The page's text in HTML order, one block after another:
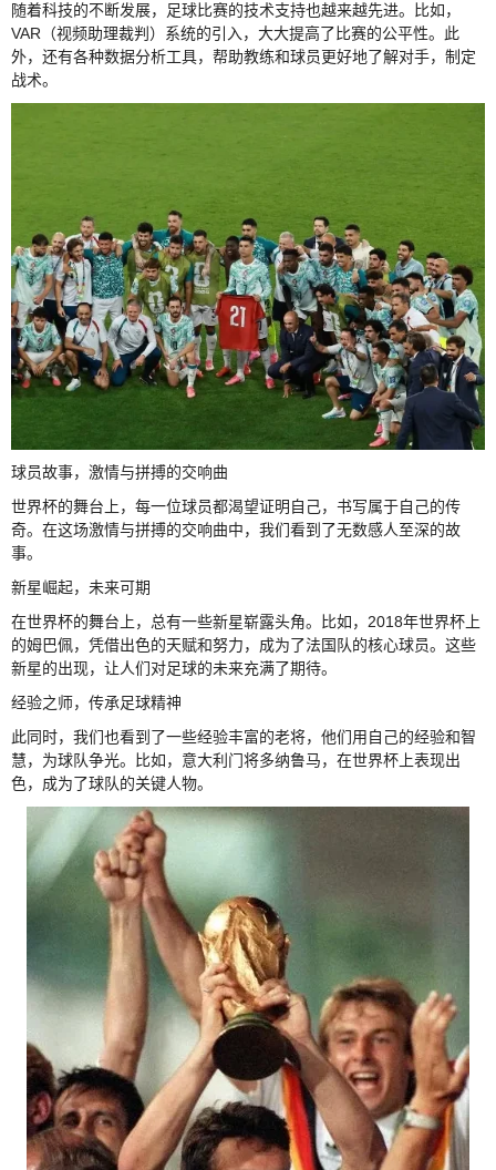
随着科技的不断发展，足球比赛的技术支持也越来越先进。比如，
VAR（视频助理裁判）系统的引入，大大提高了比赛的公平性。此
外，还有各种数据分析工具，帮助教练和球员更好地了解对手，制定
战术。
球员故事，激情与拼搏的交响曲
世界杯的舞台上，每一位球员都渴望证明自己，书写属于自己的传
奇。在这场激情与拼搏的交响曲中，我们看到了无数感人至深的故
事。
新星崛起，未来可期
在世界杯的舞台上，总有一些新星崭露头角。比如，2018年世界杯上
的姆巴佩，凭借出色的天赋和努力，成为了法国队的核心球员。这些
新星的出现，让人们对足球的未来充满了期待。
经验之师，传承足球精神
此同时，我们也看到了一些经验丰富的老将，他们用自己的经验和智
慧，为球队争光。比如，意大利门将多纳鲁马，在世界杯上表现出
色，成为了球队的关键人物。